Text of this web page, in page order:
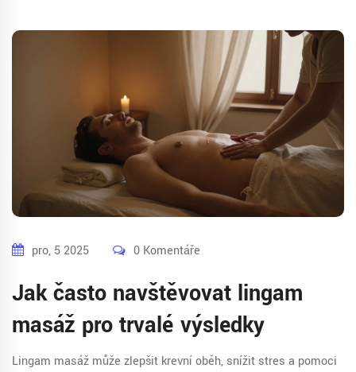
pro, 5 2025 0 Komentáře
Jak často navštěvovat lingam
masáž pro trvalé výsledky
Lingam masáž může zlepšit krevní oběh, snížit stres a pomoci